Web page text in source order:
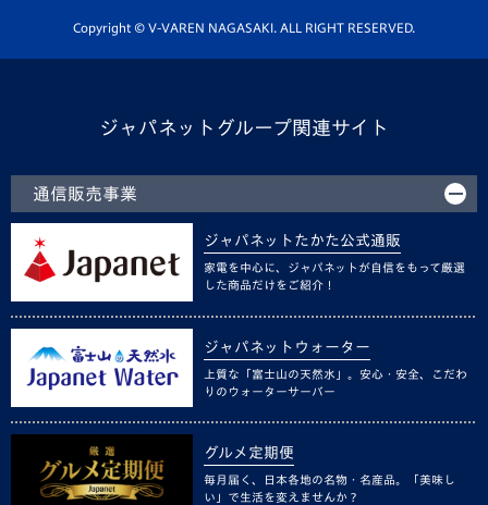
ホームタウン活動
Copyright © V-VAREN NAGASAKI. ALL RIGHT RESERVED.
ジャパネットグループ関連サイト
通信販売事業
ジャパネットたかた公式通販
家電を中心に、ジャパネットが自信をもって厳選
した商品だけをご紹介！
ジャパネットウォーター
上質な「富士山の天然水」。安心・安全、こだわ
りのウォーターサーバー
グルメ定期便
毎月届く、日本各地の名物・名産品。「美味し
い」で生活を変えませんか？